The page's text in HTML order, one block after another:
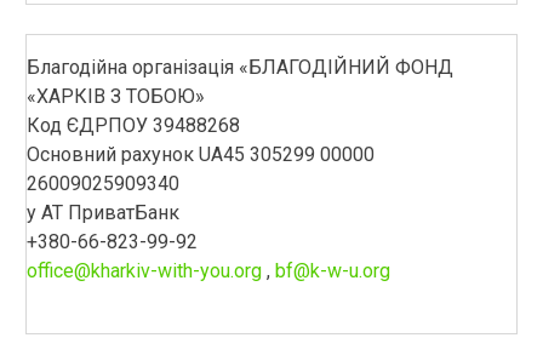
Благодійна організація «БЛАГОДІЙНИЙ ФОНД
«ХАРКІВ З ТОБОЮ»
Код ЄДРПОУ 39488268
Основний рахунок UA45 305299 00000
26009025909340
у АТ ПриватБанк
+380-66-823-99-92
office@kharkiv-with-you.org, bf@k-w-u.org